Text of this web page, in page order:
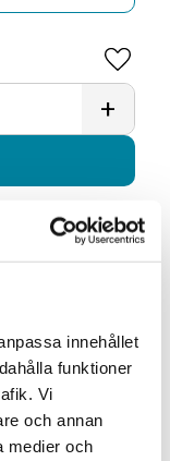
innehållet
funktioner
Vi
och annan
medier och
+
Lägg
38939-38954
Portionssnus
Tobak, Mint